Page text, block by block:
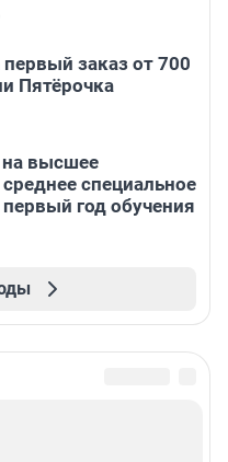
заказ от 700
Пятёрочка
высшее
специальное
год обучения